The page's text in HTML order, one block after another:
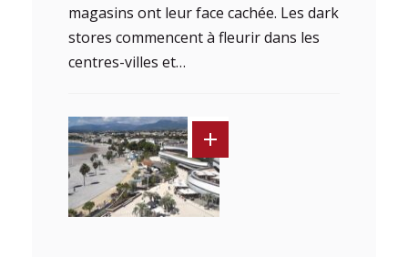
magasins ont leur face cachée. Les dark
stores commencent à fleurir dans les
centres-villes et…